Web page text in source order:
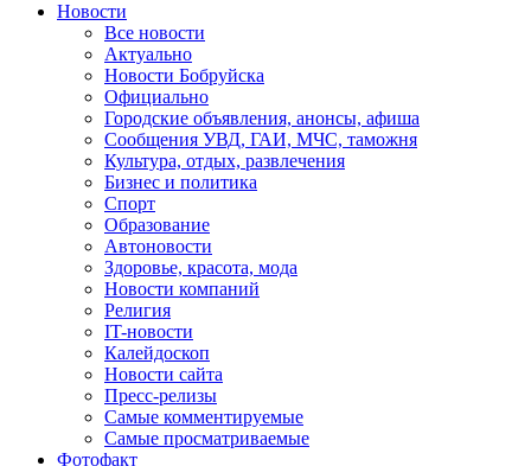
Новости
Все новости
Актуально
Новости Бобруйска
Официально
Городские объявления, анонсы, афиша
Сообщения УВД, ГАИ, МЧС, таможня
Культура, отдых, развлечения
Бизнес и политика
Спорт
Образование
Автоновости
Здоровье, красота, мода
Новости компаний
Религия
IT-новости
Калейдоскоп
Новости сайта
Пресс-релизы
Самые комментируемые
Самые просматриваемые
Фотофакт